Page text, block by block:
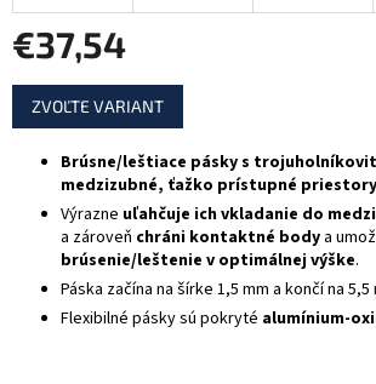
€37,54
Jednotková
cena:
ZVOĽTE VARIANT
Brúsne/leštiace pásky s
medzizubné, ťažko prístupné
Výrazne uľahčuje ich vkladanie do
a zároveň chráni kontaktné body a
brúsenie/leštenie v optimálnej výške.
Páska začína na šírke 1,5 mm a končí na 5,5
Flexibilné pásky sú pokryté alumínium-